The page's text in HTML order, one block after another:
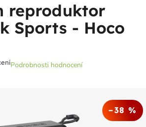
reproduktor
Sports - Hoco
Podrobnosti hodnocení
–38 %